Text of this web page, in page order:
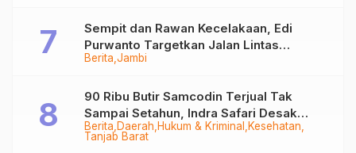
Berita Jambi
Sempit dan Rawan Kecelakaan, Edi
Purwanto Targetkan Jalan Lintas
Tungkal-Jambi Mulus di 2028
Berita Daerah Hukum & Kriminal
Kesehatan
Tanjab Barat
90 Ribu Butir Samcodin Terjual Tak
Sampai Setahun, Indra Safari Desak
Audit Menyeluruh